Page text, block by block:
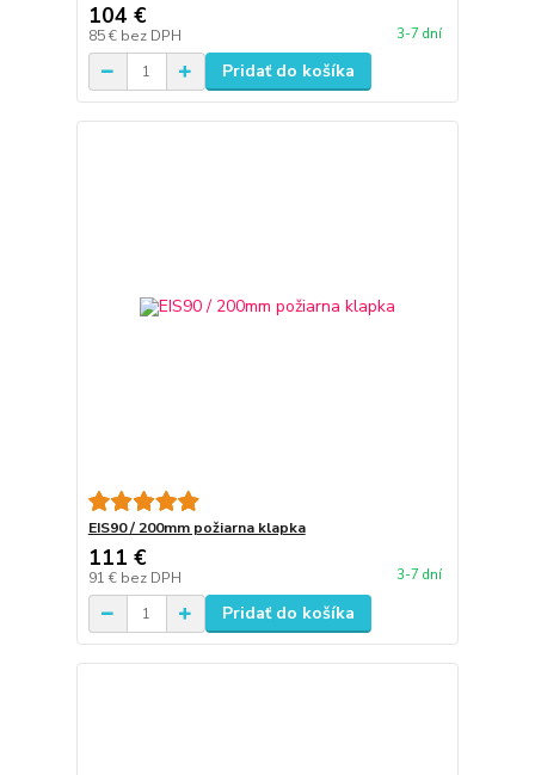
104 €
85 € bez DPH 3-7 dní
Pridať do košíka
EIS90 / 200mm požiarna klapka
111 €
91 € bez DPH 3-7 dní
Pridať do košíka